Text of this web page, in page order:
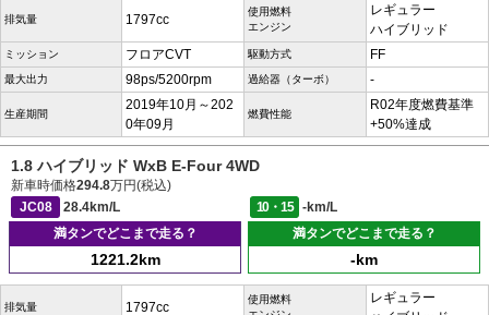
排気量 1797cc
使用燃料
エンジン
レギュラー
ハイブリッド
ミッション フロアCVT 駆動方式 FF
最大出力 98ps/5200rpm 過給器（ターボ） -
生産期間
2019年10月～202
0年09月
燃費性能
R02年度燃費基準
+50%達成
1.8 ハイブリッド WxB E-Four 4WD
新車時価格294.8万円(税込)
JC08
28.4km/L 10・15
-km/L
満タンでどこまで走る？
1221.2km
満タンでどこまで走る？
-km
排気量 1797cc
使用燃料
レギュラー